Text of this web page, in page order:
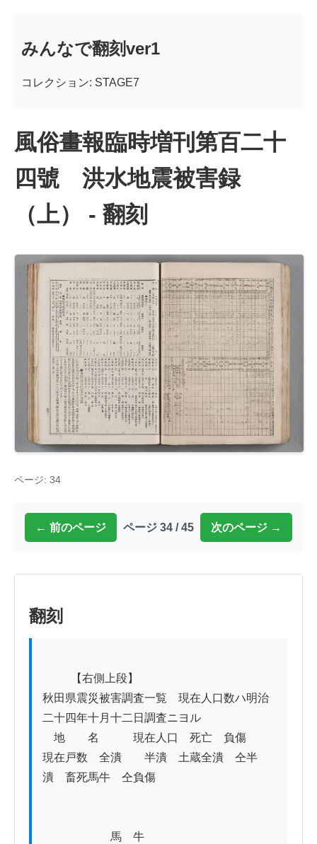
みんなで翻刻ver1
コレクション: STAGE7
風俗畫報臨時増刊第百二十
四號 洪水地震被害録
（上） - 翻刻
ページ: 34
← 前のページ ページ 34 / 45 次のページ →
翻刻
秋田県震災被害調査一覧　現在人口数ハ明治
二十四年十月十二日調査ニヨル
地　　名　　　現在人口　死亡　負傷
現在戸数　全潰　　半潰　土蔵全潰　仝半
潰　畜死馬牛　仝負傷
馬　牛